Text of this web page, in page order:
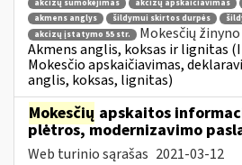
akcizų sumokėjimas
akcizų apskaičiavimas
akmens anglys
šildymui skirtos durpės
akcizų įstatymo 55 str.
Mokesčių
Akmens anglis, koksas ir lignitas
Mokesčio apskaičiavimas,
anglis, koksas, lignitas)
Mokesčių apskaitos
plėtros, modernizavimo
Web turinio sąrašas 2021-03-12